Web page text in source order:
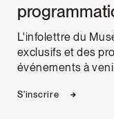
L'infolettre du
exclusifs et des
événements à
S'inscrire